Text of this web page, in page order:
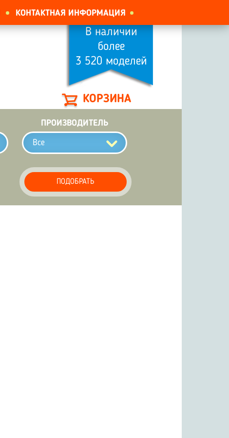
КОНТАКТНАЯ ИНФОРМАЦИЯ
КОРЗИНА
В наличии
более
3 520 моделей
ПРОИЗВОДИТЕЛЬ
Все
ПОДОБРАТЬ